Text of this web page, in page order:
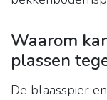
Waarom
plassen
De blaasspier